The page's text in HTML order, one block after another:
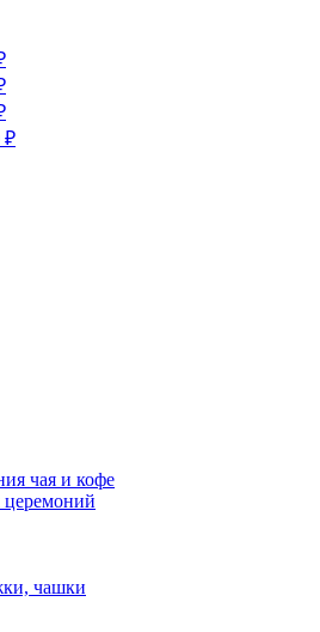
₽
чая и кофе
церемоний
чашки